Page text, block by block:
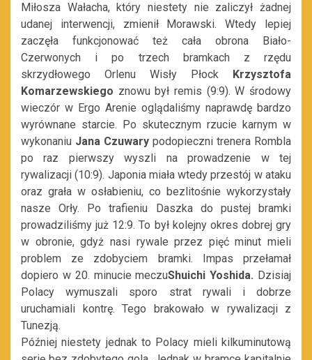
Miłosza Wałacha, który niestety nie zaliczył żadnej
udanej interwencji, zmienił Morawski. Wtedy lepiej
zaczęła funkcjonować też cała obrona Biało-
Czerwonych i po trzech bramkach z rzędu
skrzydłowego Orlenu Wisły Płock Krzysztofa
Komarzewskiego znowu był remis (9:9). W środowy
wieczór w Ergo Arenie oglądaliśmy naprawdę bardzo
wyrównane starcie. Po skutecznym rzucie karnym w
wykonaniu Jana Czuwary podopieczni trenera Rombla
po raz pierwszy wyszli na prowadzenie w tej
rywalizacji (10:9). Japonia miała wtedy przestój w ataku
oraz grała w osłabieniu, co bezlitośnie wykorzystały
nasze Orły. Po trafieniu Daszka do pustej bramki
prowadziliśmy już 12:9. To był kolejny okres dobrej gry
w obronie, gdyż nasi rywale przez pięć minut mieli
problem ze zdobyciem bramki. Impas przełamał
dopiero w 20. minucie meczuShuichi Yoshida. Dzisiaj
Polacy wymuszali sporo strat rywali i dobrze
uruchamiali kontrę. Tego brakowało w rywalizacji z
Tunezją.
Później niestety jednak to Polacy mieli kilkuminutową